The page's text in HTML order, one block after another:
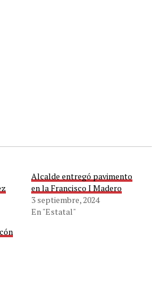
Alcalde entregó pavimento
en la Francisco I Madero
3 septiembre, 2024
En "Estatal"